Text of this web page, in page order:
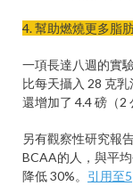
4. 幫助燃燒更多脂
一項長達八週的實
比每天攝入 28 克
還增加了 4.4 磅（2
另有觀察性研究報
BCAA的人，與平
降低 30%。 引用至5